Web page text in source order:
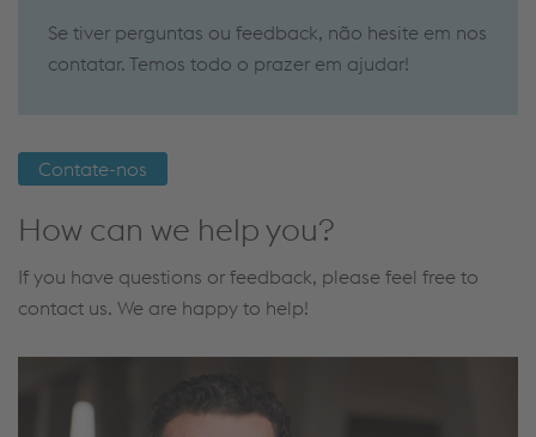
Se tiver perguntas ou feedback, não hesite em nos
contatar. Temos todo o prazer em ajudar!
Contate-nos
How can we help you?
If you have questions or feedback, please feel free to
contact us. We are happy to help!